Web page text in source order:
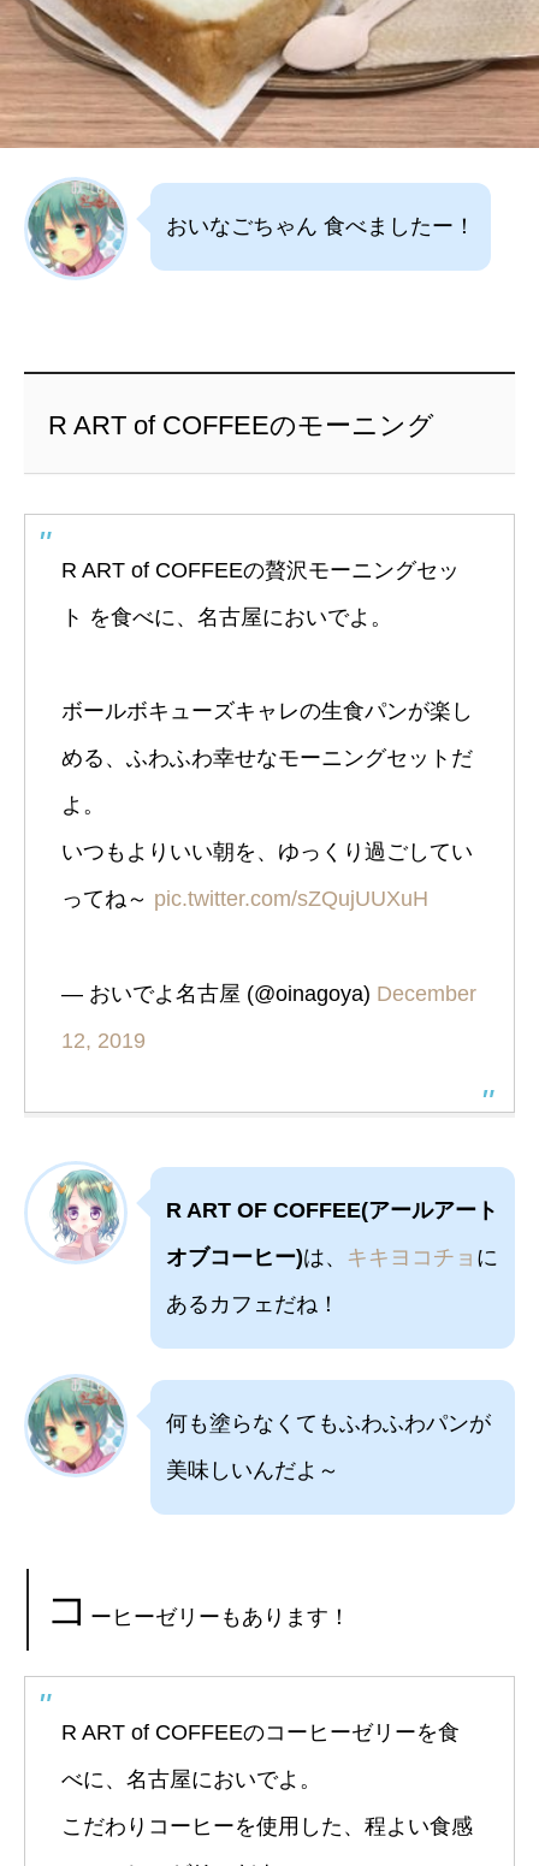
おいなごちゃん 食べましたー！
R ART of COFFEEのモーニング
R ART of COFFEEの贅沢モーニングセッ
ト を食べに、名古屋においでよ。
ボールボキューズキャレの生食パンが楽し
める、ふわふわ幸せなモーニングセットだ
よ。
いつもよりいい朝を、ゆっくり過ごしてい
ってね～ pic.twitter.com/sZQujUUXuH
— おいでよ名古屋 (@oinagoya) December
12, 2019
R ART OF COFFEE(アールアート
オブコーヒー)は、 キキヨコチョ に
あるカフェだね！
何も塗らなくてもふわふわパンが
美味しいんだよ～
コ ーヒーゼリーもあります！
R ART of COFFEEのコーヒーゼリーを食
べに、名古屋においでよ。
こだわりコーヒーを使用した、程よい食感